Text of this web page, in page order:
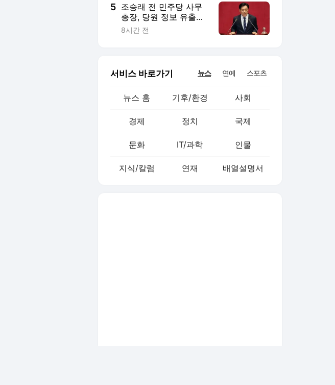
5 조승래 전 민주당 사무
총장, 당원 정보 유출에
"책임 통감‥보안 쇄신
8시간 전
서비스 바로가기 뉴스 연예 스포츠
뉴스 홈 기후/환경 사회
경제 정치 국제
문화 IT/과학 인물
지식/칼럼 연재 배열설명서